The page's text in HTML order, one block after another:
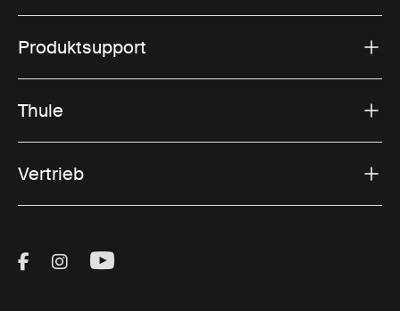
Produktsupport
Thule
Vertrieb
Visit Thule on Facebook (external link)
Visit Thule on Instagram (external link)
Visit Thule on Youtube (external